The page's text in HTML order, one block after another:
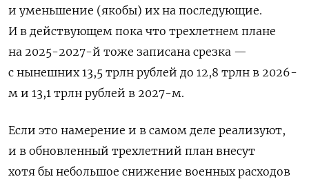
и уменьшение (якобы) их на последующие.
И в действующем пока что трехлетнем плане
на 2025-2027-й тоже записана срезка —
с нынешних 13,5 трлн рублей до 12,8 трлн в 2026-
м и 13,1 трлн рублей в 2027-м.
Если это намерение и в самом деле реализуют,
и в обновленный трехлетний план внесут
хотя бы небольшое снижение военных расходов